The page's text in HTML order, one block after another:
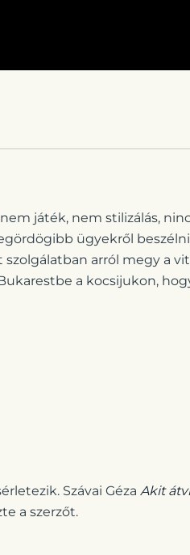
játék, nem stilizálás,
ügyekről
arról megy a
a kocsijukon,
Szávai Géza Akit
a szerzőt.